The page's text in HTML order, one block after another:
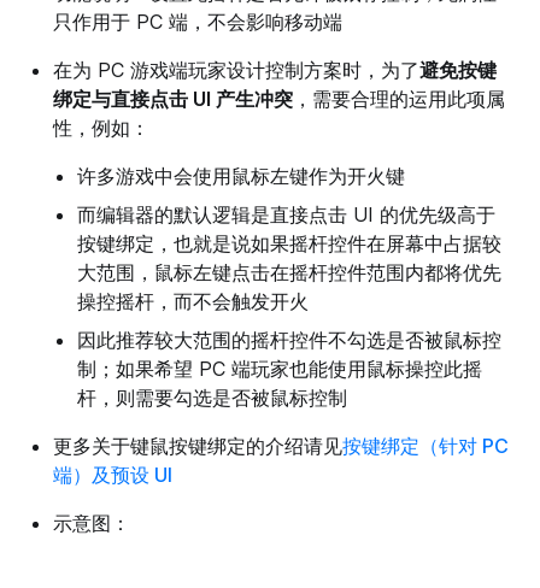
只作用于 PC 端，不会影响移动端
在为 PC 游戏端玩家设计控制方案时，为了避免按键
绑定与直接点击 UI 产生冲突 ，需要合理的运用此项属
性，例如：
许多游戏中会使用鼠标左键作为开火键
而编辑器的默认逻辑是直接点击 UI 的优先级高于
按键绑定，也就是说如果摇杆控件在屏幕中占据较
大范围，鼠标左键点击在摇杆控件范围内都将优先
操控摇杆，而不会触发开火
因此推荐较大范围的摇杆控件不勾选是否被鼠标控
制；如果希望 PC 端玩家也能使用鼠标操控此摇
杆，则需要勾选是否被鼠标控制
更多关于键鼠按键绑定的介绍请见按键绑定（针对 PC
端）及预设 UI
示意图：